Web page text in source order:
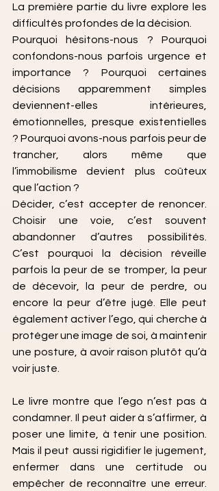
La première partie du livre explore les
difficultés profondes de la décision.
Pourquoi hésitons-nous ? Pourquoi
confondons-nous parfois urgence et
importance ? Pourquoi certaines
décisions apparemment simples
deviennent-elles intérieures,
émotionnelles, presque existentielles
? Pourquoi avons-nous parfois peur de
trancher, alors même que
l’immobilisme devient plus coûteux
que l’action ?
Décider, c’est accepter de renoncer.
Choisir une voie, c’est souvent
abandonner d’autres possibilités.
C’est pourquoi la décision réveille
parfois la peur de se tromper, la peur
de décevoir, la peur de perdre, ou
encore la peur d’être jugé. Elle peut
également activer l’ego, qui cherche à
protéger une image de soi, à maintenir
une posture, à avoir raison plutôt qu’à
voir juste.
Le livre montre que l’ego n’est pas à
condamner. Il peut aider à s’affirmer, à
poser une limite, à tenir une position.
Mais il peut aussi rigidifier le jugement,
enfermer dans une certitude ou
empêcher de reconnaître une erreur.